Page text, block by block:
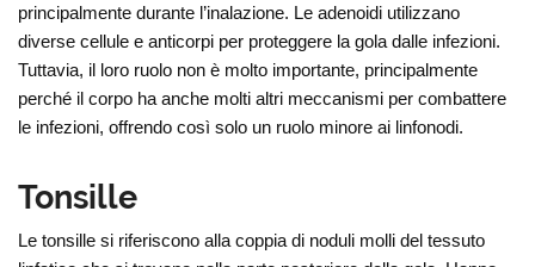
principalmente durante l’inalazione. Le adenoidi utilizzano
diverse cellule e anticorpi per proteggere la gola dalle infezioni.
Tuttavia, il loro ruolo non è molto importante, principalmente
perché il corpo ha anche molti altri meccanismi per combattere
le infezioni, offrendo così solo un ruolo minore ai linfonodi.
Tonsille
Le tonsille si riferiscono alla coppia di noduli molli del tessuto